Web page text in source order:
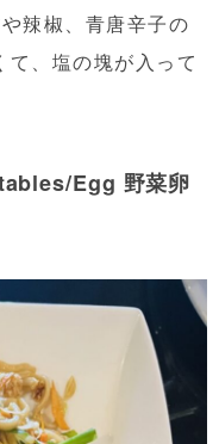
辣椒、青唐辛子の
、塩の塊が入って
Egg 野菜卵